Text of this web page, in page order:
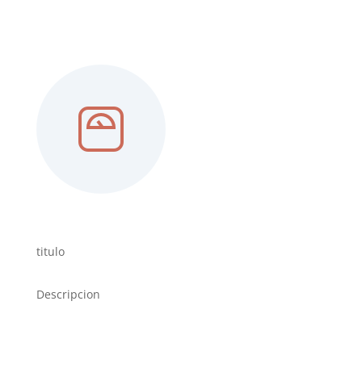
titulo
Descripcion